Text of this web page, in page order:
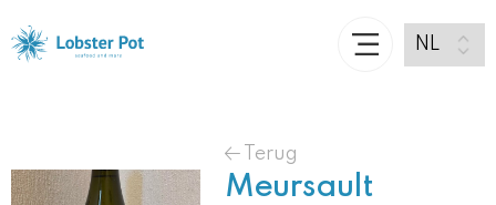
Terug
Meursault